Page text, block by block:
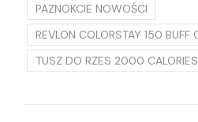
PAZNOKCIE NOWOŚCI
REVLON COLORSTAY 150 BUFF
TUSZ DO RZES 2000 CALORIES